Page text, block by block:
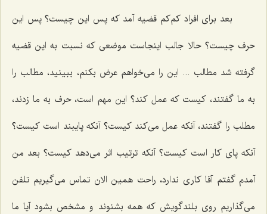
بعد برای افراد كم‌كم قضیه آمد كه پس این چیست؟ پس این
حرف چیست؟ حالا جالب اینجاست موضعی كه نسبت به این قضیه
گرفته شد مطالب ... این را می‌خواهم عرض بكنم، ببینید، مطالب را
به ما گفتند، كیست كه عمل كند؟ این مهم است، حرف به ما زدند،
مطلب را گفتند، آنكه عمل می‌كند كیست؟ آنكه پایبند است كیست؟
آنكه پای كار است كیست؟ آنكه ترتیب اثر می‌دهد كیست؟ بعد من
آمدم گفتم آقا كاری ندارد، راحت همین الان تماس می‌گیریم تلفن
می‌گذاریم روی بلندگویش كه همه بشنوند و مشخص بشود آیا ما